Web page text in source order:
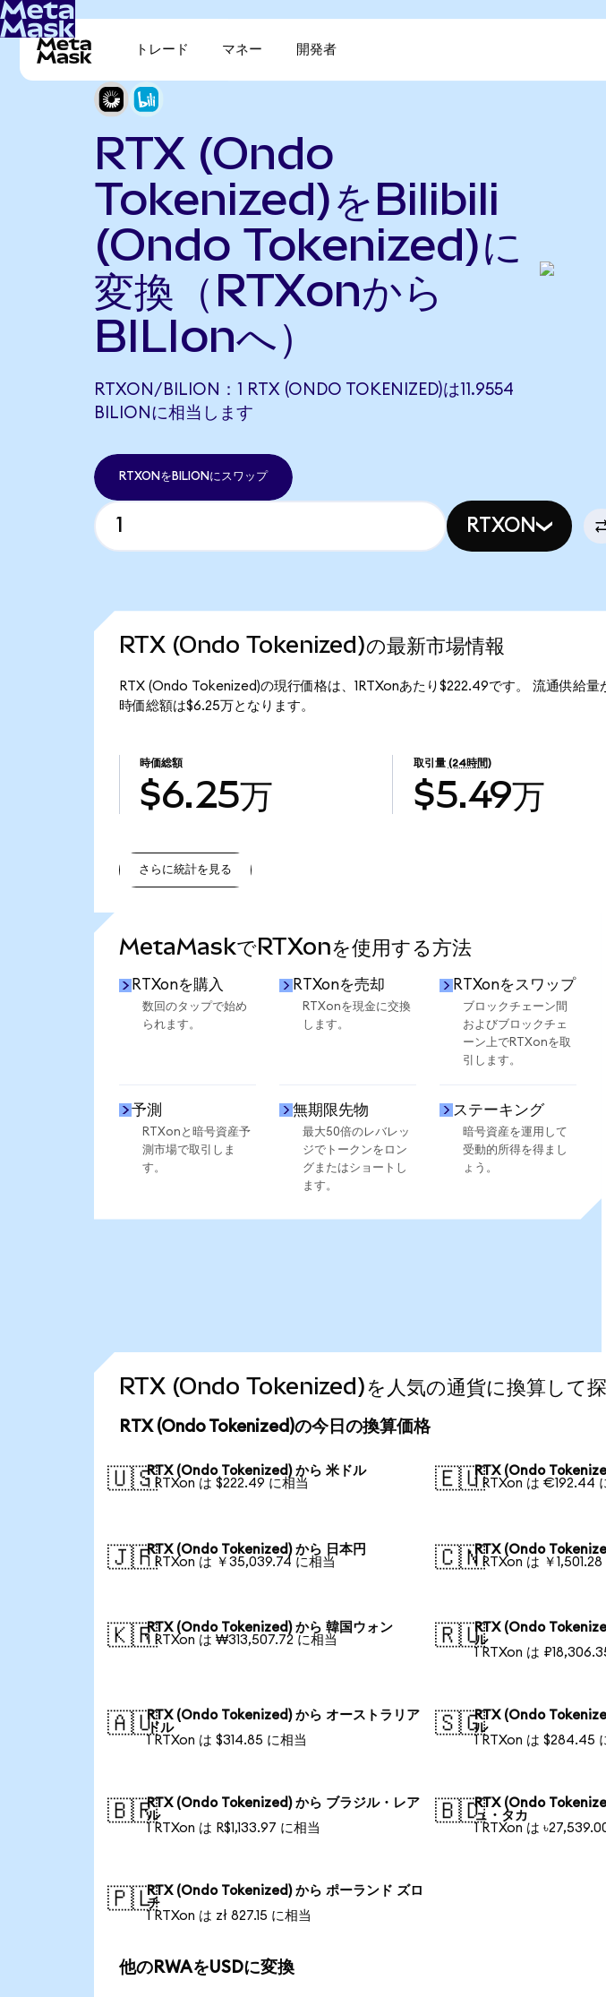
トレード マネー 開発者
RTX (Ondo
Tokenized)をBilibili
(Ondo Tokenized)に
変換（RTXonから
BILIonへ）
RTXON/BILION：1 RTX (ONDO TOKENIZED)は11.9554
BILIONに相当します
RTXONをBILIONにスワップ
RTXON
RTX (Ondo Tokenized)の最新市場情報
RTX (Ondo Tokenized)の現行価格は、1RTXonあたり$222.49です。 流通供給
時価総額は$6.25万となります。
時価総額
$6.25万
取引量 (24時間)
$5.49万
さらに統計を見る
MetaMaskでRTXonを使用する方法
RTXonを購入
数回のタップで始め
られます。
RTXonを売却
RTXonを現金に交換
します。
RTXonをスワップ
ブロックチェーン間
およびブロックチェ
ーン上でRTXonを取
引します。
予測
RTXonと暗号資産予
測市場で取引しま
す。
無期限先物
最大50倍のレバレッ
ジでトークンをロン
グまたはショートし
ます。
ステーキング
暗号資産を運用して
受動的所得を得まし
ょう。
RTX (Ondo Tokenized)を人気の通貨に換算して探
RTX (Ondo Tokenized)の今日の換算価格
🇺🇸RTX (Ondo Tokenized) から 米ドル
1 RTXon は $222.49 に相当
🇪🇺RTX (Ondo
1 RTXon は €192.44
🇯🇵RTX (Ondo Tokenized) から 日本円
1 RTXon は ￥35,039.74 に相当
🇨🇳RTX (Ondo
1 RTXon は ￥
🇰🇷RTX (Ondo Tokenized) から 韓国ウォン
1 RTXon は ₩313,507.72 に相当
🇷🇺RTX (Ondo
ル
1 RTXon は
🇦🇺RTX (Ondo Tokenized) から オーストラリア
ドル
1 RTXon は $314.85 に相当
🇸🇬RTX (Ondo
ル
1 RTXon は $284.45
🇧🇷RTX (Ondo Tokenized) から ブラジル・レア
ル
1 RTXon は R$1,133.97 に相当
🇧🇩RTX (Ondo
ュ・タカ
1 RTXon は
🇵🇱RTX (Ondo Tokenized) から ポーランド ズロ
チ
1 RTXon は zł 827.15 に相当
他のRWAをUSDに変換